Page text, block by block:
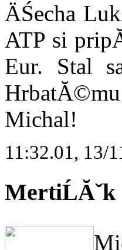
ÄŚecha
ATP si
Eur. Stal
Michal!
11:32.01, 13/